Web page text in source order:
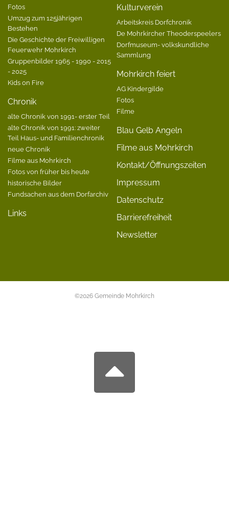
Fotos
Umzug zum 125jährigen
Bestehen
Die Geschichte der Freiwilligen
Feuerwehr Mohrkirch
Gruppenbilder 1965 - 1990 - 2015
- 2025
Kids on Fire
Chronik
alte Chronik von 1991- erster Teil
alte Chronik von 1991: zweiter
Teil Haus- und Familienchronik
neue Chronik
Filme aus Mohrkirch
Fotos von früher bis heute
historische Bilder
Fundsachen aus dem Dorfarchiv
Links
Kulturverein
Arbeitskreis Dorfchronik
De Mohrkircher Theoderspeelers
Dorfmuseum- volkskundliche
Sammlung
Mohrkirch feiert
AG Kindergilde
Fotos
Filme
Blau Gelb Angeln
Filme aus Mohrkirch
Kontakt/Öffnungszeiten
Impressum
Datenschutz
Barrierefreiheit
Newsletter
©2026 Gemeinde Mohrkirch